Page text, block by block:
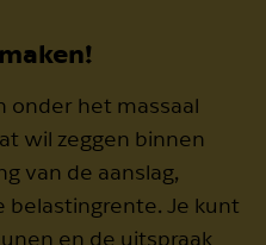
onder het massaal
wil zeggen binnen
van de aanslag,
belastingrente. Je kunt
en de uitspraak